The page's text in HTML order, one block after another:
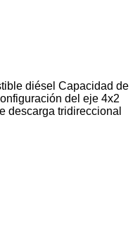
diésel Capacidad de
del eje 4x2
descarga tridireccional